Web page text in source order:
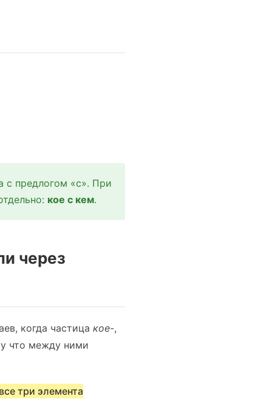
с предлогом «с». При
кое с кем.
через
когда частица кое-,
что между ними
три элемента